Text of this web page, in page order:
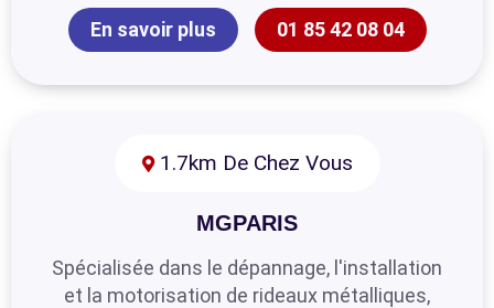
En savoir plus 01 85 42 08 04
1.7km De Chez Vous
MGPARIS
Spécialisée dans le dépannage, l'installation
et la motorisation de rideaux métalliques,